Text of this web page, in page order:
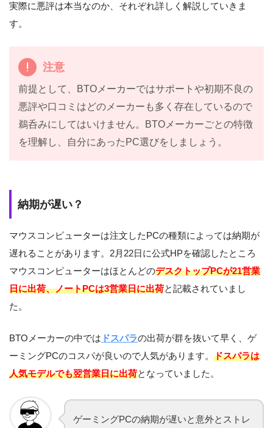
実際に悪評は本当なのか、それぞれ詳しく解説していきま
す。
注意
前提として、BTOメーカーではサポートや初期不良の
悪評や口コミはどのメーカーも多く存在しているので
鵜呑みにしてはいけません。BTOメーカーごとの特徴
を理解し、自分にあったPC選びをしましょう。
納期が遅い？
マウスコンピューターは注文したPCの種類によっては納期が
遅れることがあります。2月22日に公式HPを確認したところ
マウスコンピューターはほとんどのデスクトップPCが21営業
日に出荷、ノートPCは3営業日に出荷と記載されていまし
た。
BTOメーカーの中では ドスパラの出荷が群を抜いて早く、ゲ
ーミングPCのコスパが良いので人気があります。 ドスパラは
人気モデルでも翌営業日に出荷となっていました。
ゲーミングPCの納期が遅いと意外とストレ